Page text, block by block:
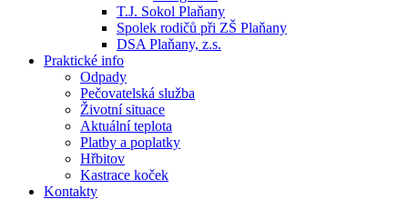
T.J. Sokol Plaňany
Spolek rodičů při ZŠ Plaňany
DSA Plaňany, z.s.
Praktické info
Odpady
Pečovatelská služba
Životní situace
Aktuální teplota
Platby a poplatky
Hřbitov
Kastrace koček
Kontakty